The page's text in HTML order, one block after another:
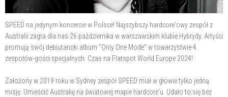
SPEED na jedynym koncercie w Polsce! Najszybszy hardcore'owy zespół z
Australii zagra dla nas 26 października w warszawskim klubie Hybrydy. Artyści
promują swój debiutancki album "Only One Mode" w towarzystwie 4
zespołów-gości specjalnych. Czas na Flatspot World Europe 2024!
Założony w 2019 roku w Sydney zespół SPEED miał w głowie tylko jedną
misję. Umieścić Australię na światowej mapie hardcore'u. Udało to się bez